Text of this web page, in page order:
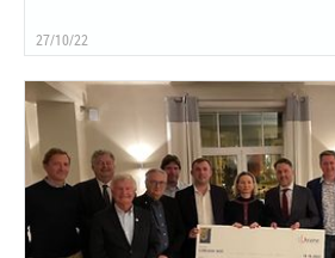
27/10/22